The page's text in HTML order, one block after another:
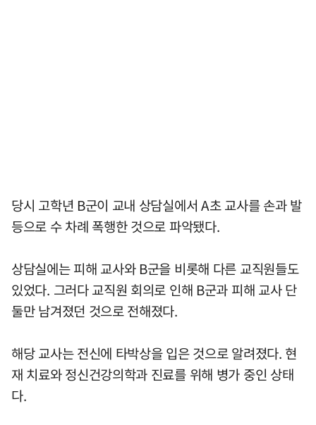
당시 고학년 B군이 교내 상담실에서 A초 교사를 손과 발
등으로 수 차례 폭행한 것으로 파악됐다.
상담실에는 피해 교사와 B군을 비롯해 다른 교직원들도
있었다. 그러다 교직원 회의로 인해 B군과 피해 교사 단
둘만 남겨졌던 것으로 전해졌다.
해당 교사는 전신에 타박상을 입은 것으로 알려졌다. 현
재 치료와 정신건강의학과 진료를 위해 병가 중인 상태
다.